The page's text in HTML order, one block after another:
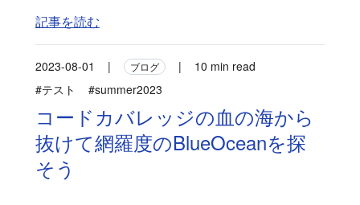
記事を読む
2023-08-01 | ブログ |
10 min read
#テスト
#summer2023
コードカバレッジの血の海から
抜けて網羅度のBlueOceanを探
そう